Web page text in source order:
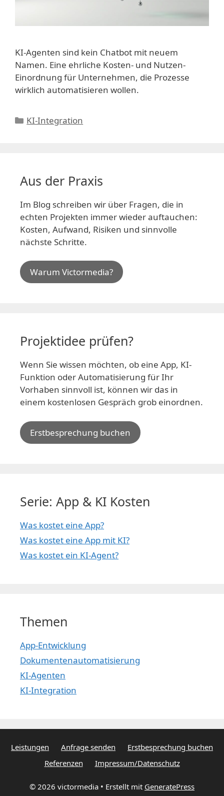
KI-Agenten sind kein Chatbot mit neuem
Namen. Eine ehrliche Kosten- und Nutzen-
Einordnung für Unternehmen, die Prozesse
wirklich automatisieren wollen.
Kategorien
KI-Integration
Aus der Praxis
Im Blog schreiben wir über Fragen, die in
echten Projekten immer wieder auftauchen:
Kosten, Aufwand, Risiken und sinnvolle
nächste Schritte.
Warum Victormedia?
Projektidee prüfen?
Wenn Sie wissen möchten, ob eine App, KI-
Funktion oder Automatisierung für Ihr
Vorhaben sinnvoll ist, können wir das in
einem kostenlosen Gespräch grob einordnen.
Erstbesprechung buchen
Serie: App & KI Kosten
Was kostet eine App?
Was kostet eine App mit KI?
Was kostet ein KI-Agent?
Themen
App-Entwicklung
Dokumentenautomatisierung
KI-Agenten
KI-Integration
Leistungen Anfrage senden
Erstbesprechung buchen
Referenzen
Impressum/Datenschutz
© 2026 victormedia • Erstellt mit GeneratePress